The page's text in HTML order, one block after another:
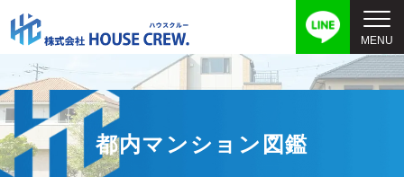
都内マンション図鑑